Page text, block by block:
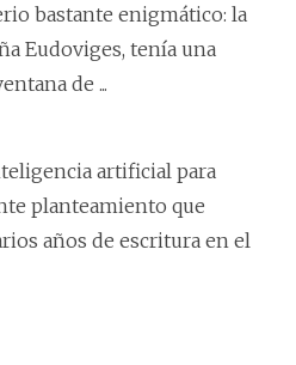
bastante enigmático: la
Eudoviges, tenía una
de ...
artificial para
planteamiento que
años de escritura en el